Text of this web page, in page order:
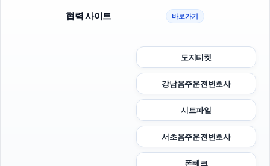
협력 사이트 바로가기
도지티켓
강남음주운전변호사
시트파일
서초음주운전변호사
폰테크